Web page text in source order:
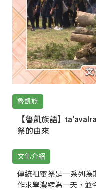
魯凱族
【魯凱族語】
祭的由來
文化介紹
傳統祖靈祭是一系列為
作求學濃縮為一天，並